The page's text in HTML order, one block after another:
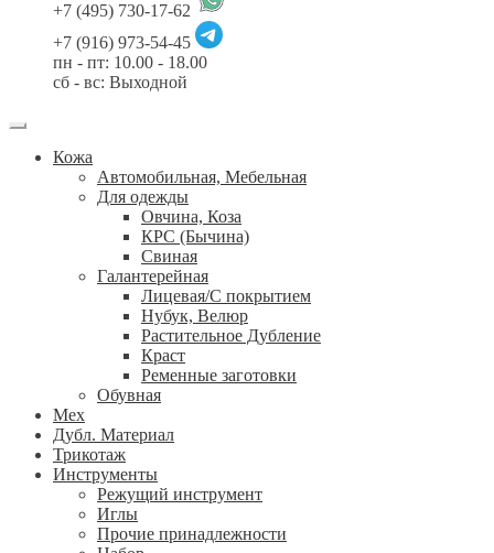
+7 (495) 730-17-62
+7 (916) 973-54-45
пн - пт: 10.00 - 18.00
сб - вс: Выходной
Кожа
Автомобильная, Мебельная
Для одежды
Овчина, Коза
КРС (Бычина)
Свиная
Галантерейная
Лицевая/С покрытием
Нубук, Велюр
Растительное Дубление
Краст
Ременные заготовки
Обувная
Мех
Дубл. Материал
Трикотаж
Инструменты
Режущий инструмент
Иглы
Прочие принадлежности